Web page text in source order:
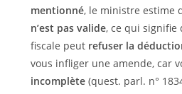
mentionné, le ministre estime
n’est pas valide, ce qui signifie
fiscale peutrefuser la
vous infliger une amende, car
incomplète(quest. parl. n°